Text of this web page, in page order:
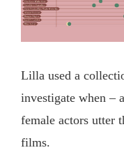
Lilla used a
investigate when –
female actors utter
films.